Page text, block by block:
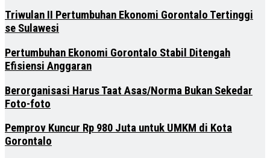
Triwulan II Pertumbuhan Ekonomi Gorontalo Tertinggi
se Sulawesi
Pertumbuhan Ekonomi Gorontalo Stabil Ditengah
Efisiensi Anggaran
Berorganisasi Harus Taat Asas/Norma Bukan Sekedar
Foto-foto
Pemprov Kuncur Rp 980 Juta untuk UMKM di Kota
Gorontalo